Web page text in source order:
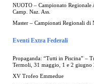
NUOTO – Campionato
Camp. Naz. Ass.
Master – Campionati Regionali di
Eventi Extra Federali
Propaganda: “Tutti in Piscina” –
Termoli, 31 maggio, 1 e 2 giugno
XV Trofeo Emmedue